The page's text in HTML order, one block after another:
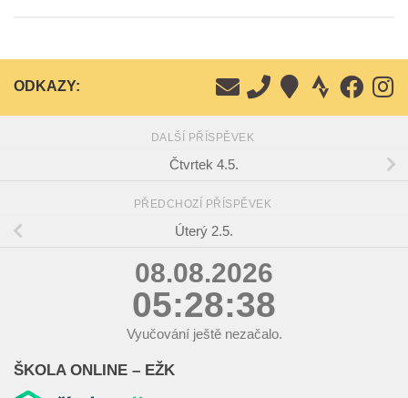
ODKAZY:
DALŠÍ PŘÍSPĚVEK
Čtvrtek 4.5.
PŘEDCHOZÍ PŘÍSPĚVEK
Úterý 2.5.
08.08.2026
05:28:39
Vyučování ještě nezačalo.
ŠKOLA ONLINE – EŽK